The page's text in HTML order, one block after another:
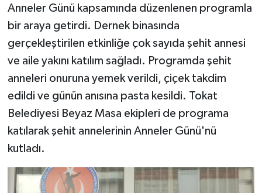
Anneler Günü kapsamında düzenlenen programla
bir araya getirdi. Dernek binasında
gerçekleştirilen etkinliğe çok sayıda şehit annesi
ve aile yakını katılım sağladı. Programda şehit
anneleri onuruna yemek verildi, çiçek takdim
edildi ve günün anısına pasta kesildi. Tokat
Belediyesi Beyaz Masa ekipleri de programa
katılarak şehit annelerinin Anneler Günü'nü
kutladı.